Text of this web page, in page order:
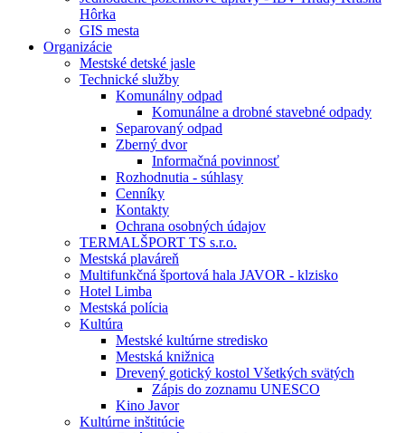
Hôrka
GIS mesta
Organizácie
Mestské detské jasle
Technické služby
Komunálny odpad
Komunálne a drobné stavebné odpady
Separovaný odpad
Zberný dvor
Informačná povinnosť
Rozhodnutia - súhlasy
Cenníky
Kontakty
Ochrana osobných údajov
TERMALŠPORT TS s.r.o.
Mestská plaváreň
Multifunkčná športová hala JAVOR - klzisko
Hotel Limba
Mestská polícia
Kultúra
Mestské kultúrne stredisko
Mestská knižnica
Drevený gotický kostol Všetkých svätých
Zápis do zoznamu UNESCO
Kino Javor
Kultúrne inštitúcie